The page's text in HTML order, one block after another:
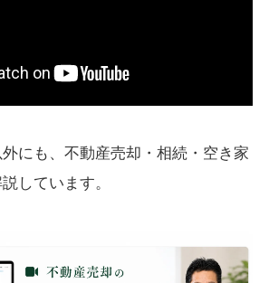
にも、不動産売却・相続・空き家
しています。